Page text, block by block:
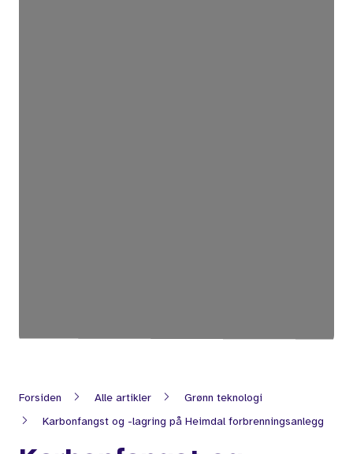
Forsiden Alle artikler
Grønn teknologi
Karbonfangst og -lagring på Heimdal forbrenningsanlegg